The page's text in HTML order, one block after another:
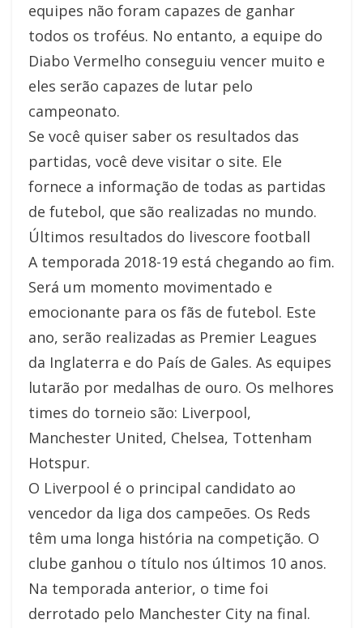
equipes não foram capazes de ganhar
todos os troféus. No entanto, a equipe do
Diabo Vermelho conseguiu vencer muito e
eles serão capazes de lutar pelo
campeonato.
Se você quiser saber os resultados das
partidas, você deve visitar o site. Ele
fornece a informação de todas as partidas
de futebol, que são realizadas no mundo.
Últimos resultados do livescore football
A temporada 2018-19 está chegando ao fim.
Será um momento movimentado e
emocionante para os fãs de futebol. Este
ano, serão realizadas as Premier Leagues
da Inglaterra e do País de Gales. As equipes
lutarão por medalhas de ouro. Os melhores
times do torneio são: Liverpool,
Manchester United, Chelsea, Tottenham
Hotspur.
O Liverpool é o principal candidato ao
vencedor da liga dos campeões. Os Reds
têm uma longa história na competição. O
clube ganhou o título nos últimos 10 anos.
Na temporada anterior, o time foi
derrotado pelo Manchester City na final.